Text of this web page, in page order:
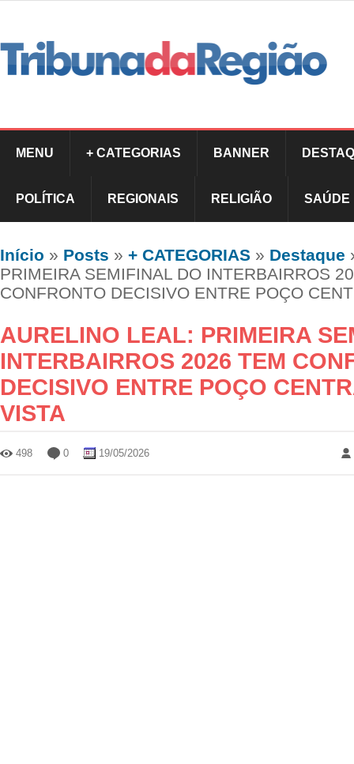
MENU + CATEGORIAS BANNER
POLÍTICA REGIONAIS RELIGIÃO SAÚDE
Início » Posts » + CATEGORIAS » Destaque
PRIMEIRA SEMIFINAL DO INTERBAIRROS
CONFRONTO DECISIVO ENTRE POÇO
AURELINO LEAL: PRIMEIRA
INTERBAIRROS 2026 TEM
DECISIVO ENTRE POÇO
VISTA
498 0 19/05/2026